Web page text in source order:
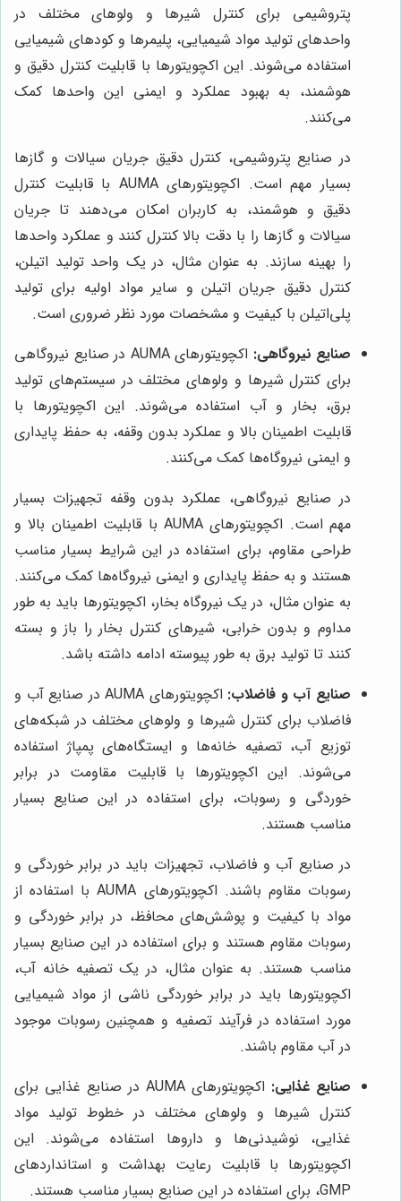
پتروشیمی برای کنترل شیرها و ولوهای مختلف در
واحدهای تولید مواد شیمیایی، پلیمرها و کودهای شیمیایی
استفاده می‌شوند. این اکچویتورها با قابلیت کنترل دقیق و
هوشمند، به بهبود عملکرد و ایمنی این واحدها کمک
می‌کنند.
در صنایع پتروشیمی، کنترل دقیق جریان سیالات و گازها
بسیار مهم است. اکچویتورهای AUMA با قابلیت کنترل
دقیق و هوشمند، به کاربران امکان می‌دهند تا جریان
سیالات و گازها را با دقت بالا کنترل کنند و عملکرد واحدها
را بهینه سازند. به عنوان مثال، در یک واحد تولید اتیلن،
کنترل دقیق جریان اتیلن و سایر مواد اولیه برای تولید
پلی‌اتیلن با کیفیت و مشخصات مورد نظر ضروری است.
صنایع نیروگاهی:
اکچویتورهای AUMA در صنایع نیروگاهی
برای کنترل شیرها و ولوهای مختلف در سیستم‌های تولید
برق، بخار و آب استفاده می‌شوند. این اکچویتورها با
قابلیت اطمینان بالا و عملکرد بدون وقفه، به حفظ پایداری
و ایمنی نیروگاه‌ها کمک می‌کنند.
در صنایع نیروگاهی، عملکرد بدون وقفه تجهیزات بسیار
مهم است. اکچویتورهای AUMA با قابلیت اطمینان بالا و
طراحی مقاوم، برای استفاده در این شرایط بسیار مناسب
هستند و به حفظ پایداری و ایمنی نیروگاه‌ها کمک می‌کنند.
به عنوان مثال، در یک نیروگاه بخار، اکچویتورها باید به طور
مداوم و بدون خرابی، شیرهای کنترل بخار را باز و بسته
کنند تا تولید برق به طور پیوسته ادامه داشته باشد.
صنایع آب و فاضلاب:
اکچویتورهای AUMA در صنایع آب و
فاضلاب برای کنترل شیرها و ولوهای مختلف در شبکه‌های
توزیع آب، تصفیه خانه‌ها و ایستگاه‌های پمپاژ استفاده
می‌شوند. این اکچویتورها با قابلیت مقاومت در برابر
خوردگی و رسوبات، برای استفاده در این صنایع بسیار
مناسب هستند.
در صنایع آب و فاضلاب، تجهیزات باید در برابر خوردگی و
رسوبات مقاوم باشند. اکچویتورهای AUMA با استفاده از
مواد با کیفیت و پوشش‌های محافظ، در برابر خوردگی و
رسوبات مقاوم هستند و برای استفاده در این صنایع بسیار
مناسب هستند. به عنوان مثال، در یک تصفیه خانه آب،
اکچویتورها باید در برابر خوردگی ناشی از مواد شیمیایی
مورد استفاده در فرآیند تصفیه و همچنین رسوبات موجود
در آب مقاوم باشند.
صنایع غذایی:
اکچویتورهای AUMA در صنایع غذایی برای
کنترل شیرها و ولوهای مختلف در خطوط تولید مواد
غذایی، نوشیدنی‌ها و داروها استفاده می‌شوند. این
اکچویتورها با قابلیت رعایت بهداشت و استانداردهای
GMP، برای استفاده در این صنایع بسیار مناسب هستند.